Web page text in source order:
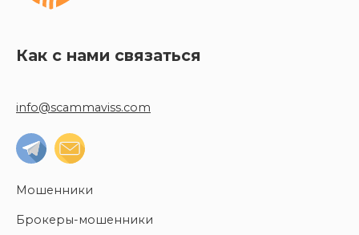
Как с нами связаться
info@scammaviss.com
Мошенники
Брокеры-мошенники